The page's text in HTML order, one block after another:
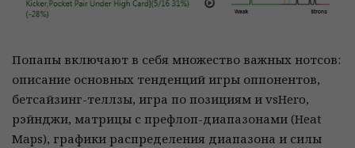
Попапы включают в себя множество важных нотсов:
описание основных тенденций игры оппонентов,
бетсайзинг-теллзы, игра по позициям и vsHero,
рэйнджи, матрицы с префлоп-диапазонами (Heat
Maps), графики распределения диапазона и силы